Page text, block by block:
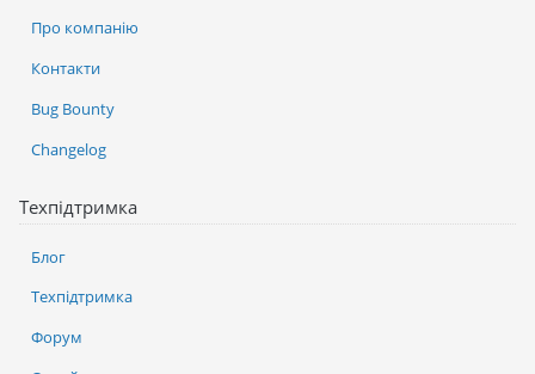
Про компанію
Контакти
Bug Bounty
Changelog
Техпідтримка
Блог
Техпідтримка
Форум